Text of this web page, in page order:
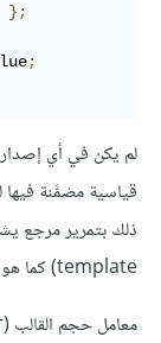
};
;
قياسية مضمَّنة
template) كما هو موضح أعلاه.
معامل حجم القالب (template size parameter) هو